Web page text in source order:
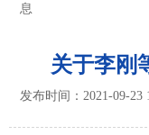
息
关于李刚
发布时间：2021-09-23